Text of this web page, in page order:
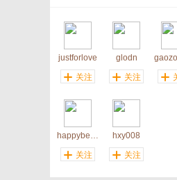
justforlove
关注
glodn
关注
happybear99
关注
hxy008
关注